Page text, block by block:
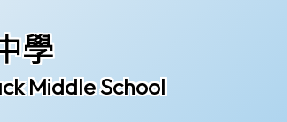
學
Middle School